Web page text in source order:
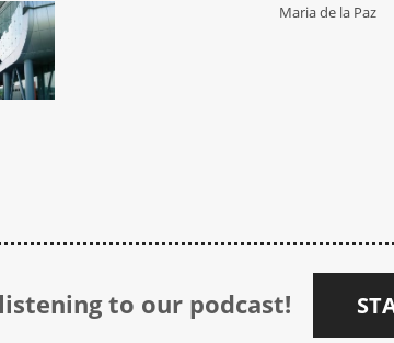
Maria de la Paz
to our podcast!